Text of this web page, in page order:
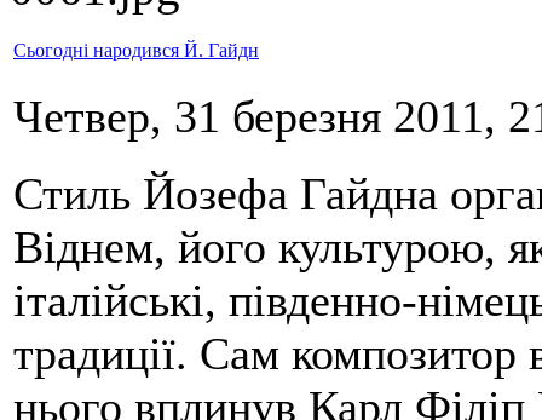
Сьогодні народився Й. Гайдн
Четвер, 31 березня 2011,
Стиль Йозефа Гайдна
Віднем, його культурою,
італійські, південно-
традиції. Сам
нього вплинув Карл